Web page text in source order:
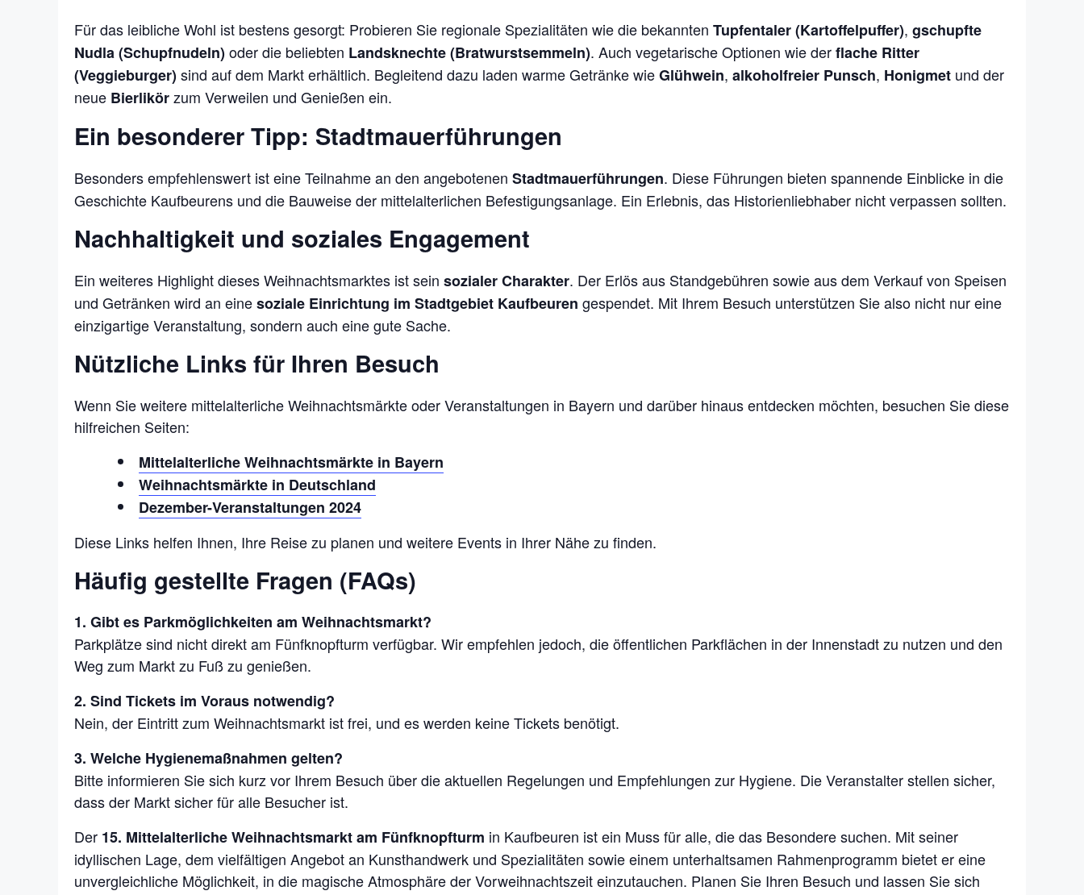
Für das leibliche Wohl ist bestens gesorgt: Probieren Sie regionale Spezialitäten wie die bekannten Tupfentaler (Kartoffelpuffer), gschupfte
Nudla (Schupfnudeln)oder die beliebten Landsknechte (Bratwurstsemmeln). Auch vegetarische Optionen wie derflache Ritter
(Veggieburger)sind auf dem Markt erhältlich. Begleitend dazu laden warme Getränke wieGlühwein, alkoholfreier Punsch, Honigmet und der
neue Bierlikörzum Verweilen und Genießen ein.
Ein besonderer Tipp: Stadtmauerführungen
Besonders empfehlenswert ist eine Teilnahme an den angebotenen Stadtmauerführungen. Diese Führungen bieten spannende Einblicke in die
Geschichte Kaufbeurens und die Bauweise der mittelalterlichen Befestigungsanlage. Ein Erlebnis, das Historienliebhaber nicht verpassen sollten.
Nachhaltigkeit und soziales Engagement
Ein weiteres Highlight dieses Weihnachtsmarktes ist sein sozialer Charakter. Der Erlös aus Standgebühren sowie aus dem Verkauf von Speisen
und Getränken wird an einesoziale Einrichtung im Stadtgebiet Kaufbeuren gespendet. Mit Ihrem Besuch unterstützen Sie also nicht nur eine
einzigartige Veranstaltung, sondern auch eine gute Sache.
Nützliche Links für Ihren Besuch
Wenn Sie weitere mittelalterliche Weihnachtsmärkte oder Veranstaltungen in Bayern und darüber hinaus entdecken möchten, besuchen Sie diese
hilfreichen Seiten:
Mittelalterliche Weihnachtsmärkte in Bayern
Weihnachtsmärkte in Deutschland
Dezember-Veranstaltungen 2024
Diese Links helfen Ihnen, Ihre Reise zu planen und weitere Events in Ihrer Nähe zu finden.
Häufig gestellte Fragen (FAQs)
1. Gibt es Parkmöglichkeiten am Weihnachtsmarkt?
Parkplätze sind nicht direkt am Fünfknopfturm verfügbar. Wir empfehlen jedoch, die öffentlichen Parkflächen in der Innenstadt zu nutzen und den
Weg zum Markt zu Fuß zu genießen.
2. Sind Tickets im Voraus notwendig?
Nein, der Eintritt zum Weihnachtsmarkt ist frei, und es werden keine Tickets benötigt.
3. Welche Hygienemaßnahmen gelten?
Bitte informieren Sie sich kurz vor Ihrem Besuch über die aktuellen Regelungen und Empfehlungen zur Hygiene. Die Veranstalter stellen sicher,
dass der Markt sicher für alle Besucher ist.
Der 15. Mittelalterliche Weihnachtsmarkt am Fünfknopfturm in Kaufbeuren ist ein Muss für alle, die das Besondere suchen. Mit seiner
idyllischen Lage, dem vielfältigen Angebot an Kunsthandwerk und Spezialitäten sowie einem unterhaltsamen Rahmenprogramm bietet er eine
unvergleichliche Möglichkeit, in die magische Atmosphäre der Vorweihnachtszeit einzutauchen. Planen Sie Ihren Besuch und lassen Sie sich